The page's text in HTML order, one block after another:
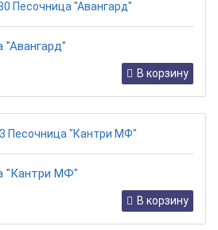
В корзину
"Кантри МФ"
В корзину